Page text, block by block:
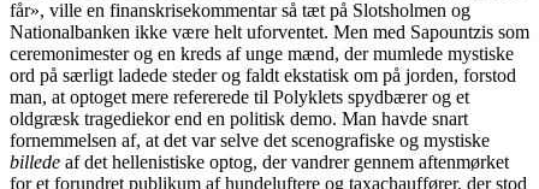
får», ville en finanskrisekommentar så tæt på Slotsholmen og
Nationalbanken ikke være helt uforventet. Men med Sapountzis som
ceremonimester og en kreds af unge mænd, der mumlede mystiske
ord på særligt ladede steder og faldt ekstatisk om på jorden, forstod
man, at optoget mere refererede til Polyklets spydbærer og et
oldgræsk tragediekor end en politisk demo. Man havde snart
fornemmelsen af, at det var selve det scenografiske og mystiske
billede af det hellenistiske optog, der vandrer gennem aftenmørket
for et forundret publikum af hundeluftere og taxachauffører, der stod